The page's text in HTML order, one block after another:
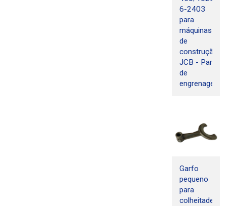
6-2403
para
máquinas
de
construção
JCB - Par
de
engrenagens
Garfo
pequeno
para
colheitadeira